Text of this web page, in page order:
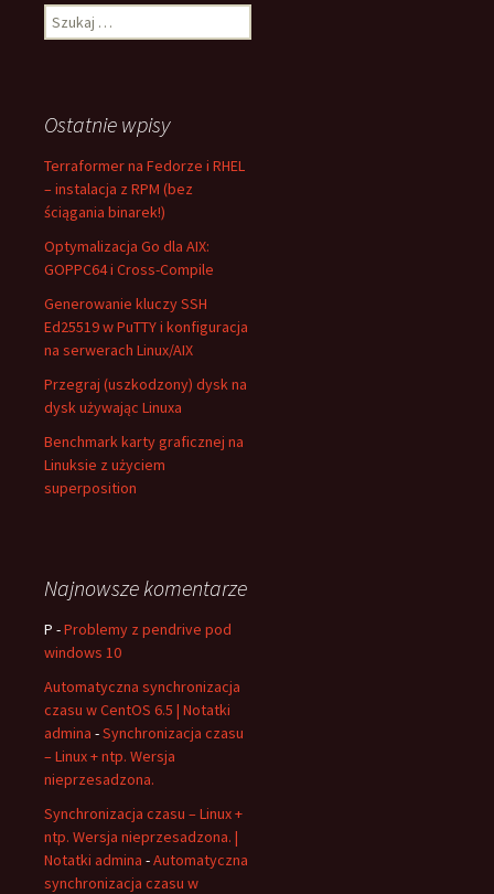
Szukaj:
Ostatnie wpisy
Terraformer na Fedorze i RHEL
– instalacja z RPM (bez
ściągania binarek!)
Optymalizacja Go dla AIX:
GOPPC64 i Cross-Compile
Generowanie kluczy SSH
Ed25519 w PuTTY i konfiguracja
na serwerach Linux/AIX
Przegraj (uszkodzony) dysk na
dysk używając Linuxa
Benchmark karty graficznej na
Linuksie z użyciem
superposition
Najnowsze komentarze
P -Problemy z pendrive pod
windows 10
Automatyczna synchronizacja
czasu w CentOS 6.5 | Notatki
admina -Synchronizacja czasu
– Linux + ntp. Wersja
nieprzesadzona.
Synchronizacja czasu – Linux +
ntp. Wersja nieprzesadzona. |
Notatki admina -Automatyczna
synchronizacja czasu w